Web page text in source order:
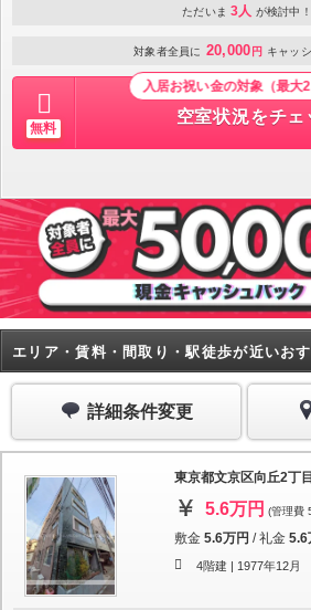
ただいま 3人 が検討中！
対象者全員に 20,000 円 キャッ
無料
入居お祝い金の対象（最大2
空室状況をチェ
エリア・賃料・間取り・駅徒歩が近いお
詳細条件変更
東京都文京区向丘2丁
5.6万円 (管理費
敷金 5.6万円 /礼金 5.6
4階建 | 1977年12月